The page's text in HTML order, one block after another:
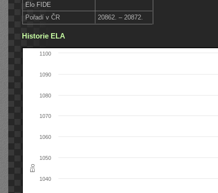
Elo FIDE
Pořadí v ČR
20862. – 20872.
Historie ELA
Elo
1040
1050
1060
1070
1080
1090
1100